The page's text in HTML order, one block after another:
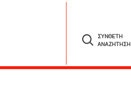
ΣΥΝΘΕΤΗ
ΑΝΑΖΗΤΗΣΗ